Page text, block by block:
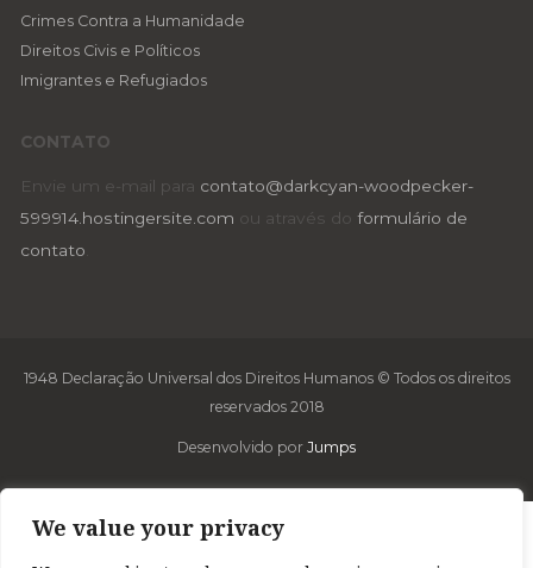
We value your privacy
Crimes Contra a Humanidade
Direitos Civis e Políticos
Imigrantes e Refugiados
CONTATO
Envie um e-mail para contato@darkcyan-woodpecker-
599914.hostingersite.com ou através do formulário de
contato
1948 Declaração Universal dos Direitos Humanos © Todos os direitos
reservados 2018
Desenvolvido por Jumps